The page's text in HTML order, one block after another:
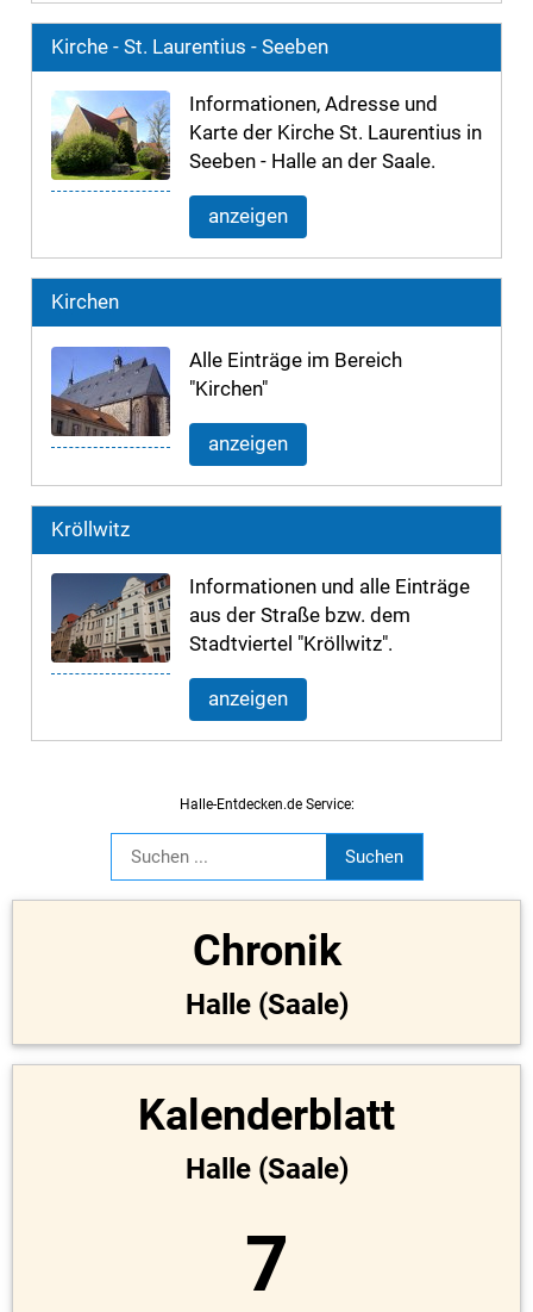
Kirche - St. Laurentius - Seeben
Informationen, Adresse und
Karte der Kirche St. Laurentius in
Seeben - Halle an der Saale.
anzeigen
Kirchen
Alle Einträge im Bereich
"Kirchen"
anzeigen
Kröllwitz
Informationen und alle Einträge
aus der Straße bzw. dem
Stadtviertel "Kröllwitz".
anzeigen
Halle-Entdecken.de Service:
Chronik
Halle (Saale)
Kalenderblatt
Halle (Saale)
7